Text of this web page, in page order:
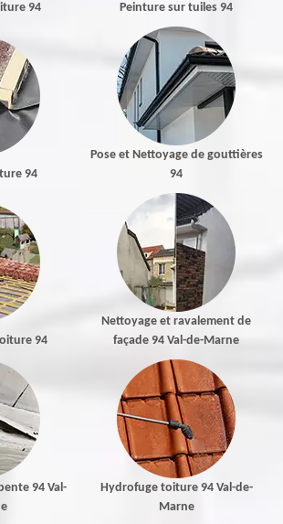
94 Peinture sur tuiles 94
94
Pose et Nettoyage de gouttières
94
94
Nettoyage et ravalement de
façade 94 Val-de-Marne
94 Val-
Hydrofuge toiture 94 Val-de-
Marne